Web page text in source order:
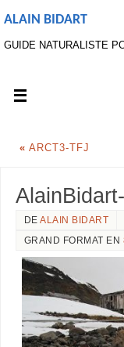
ALAIN BIDART
GUIDE NATURALISTE
« ARCT3-TFJ
DEALAIN BIDART
GRAND FORMAT EN